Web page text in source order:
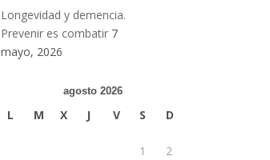
Longevidad y demencia.
Prevenir es combatir 7
mayo, 2026
agosto 2026
L M X J V S D
1 2